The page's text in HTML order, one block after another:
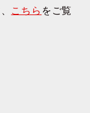
こちら をご覧